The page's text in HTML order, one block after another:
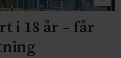
i 18 år – får